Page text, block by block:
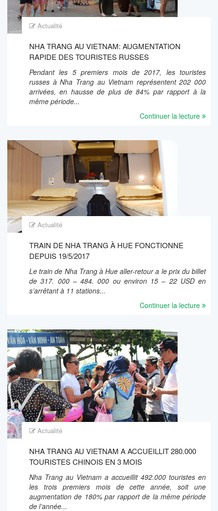
Actualité
NHA TRANG AU VIETNAM: AUGMENTATION
RAPIDE DES TOURISTES RUSSES
Pendant les 5 premiers mois de 2017, les touristes
russes à Nha Trang au Vietnam représentent 202 000
arrivées, en hausse de plus de 84% par rapport à la
même période...
Continuer la lecture
Actualité
TRAIN DE NHA TRANG À HUE FONCTIONNE
DEPUIS 19/5/2017
Le train de Nha Trang à Hue aller-retour a le prix du billet
de 317. 000 – 484. 000 ou environ 15 – 22 USD en
s’arrêtant à 11 stations...
Continuer la lecture
Actualité
NHA TRANG AU VIETNAM A ACCUEILLIT 280.000
TOURISTES CHINOIS EN 3 MOIS
Nha Trang au Vietnam a accueillit 492.000 touristes en
les trois premiers mois de cette année, soit une
augmentation de 180% par rapport de la même période
de l’année...